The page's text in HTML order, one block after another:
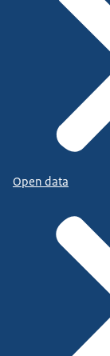
Open data